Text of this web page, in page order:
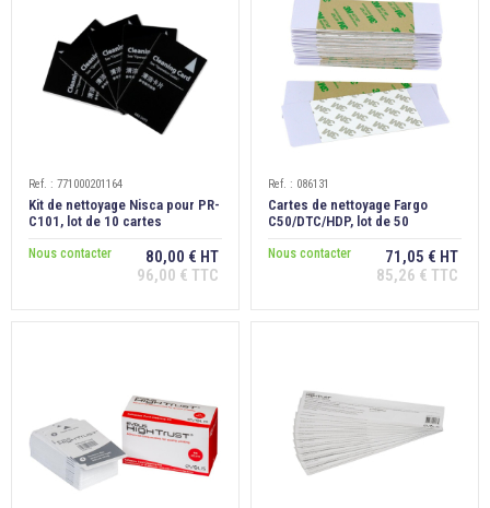
Ref. : 771000201164
Kit de nettoyage Nisca pour PR-
C101, lot de 10 cartes
Nous contacter
80,00 € HT
96,00 € TTC
Ref. : 086131
Cartes de nettoyage Fargo
C50/DTC/HDP, lot de 50
Nous contacter
71,05 € HT
85,26 € TTC